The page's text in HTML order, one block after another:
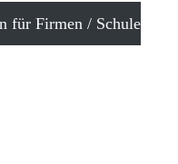
für Firmen / Schule